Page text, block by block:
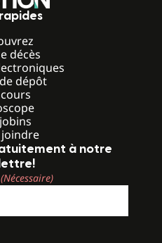
décès
dépôt
à notre
(Nécessaire)